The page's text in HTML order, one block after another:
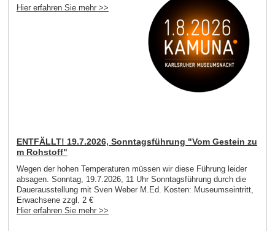
Hier erfahren Sie mehr >>
ENTFÄLLT! 19.7.2026, Sonntagsführung "Vom Gestein zu
m Rohstoff"
Wegen der hohen Temperaturen müssen wir diese Führung leider
absagen. Sonntag, 19.7.2026, 11 Uhr Sonntagsführung durch die
Dauerausstellung mit Sven Weber M.Ed. Kosten: Museumseintritt,
Erwachsene zzgl. 2 €
Hier erfahren Sie mehr >>